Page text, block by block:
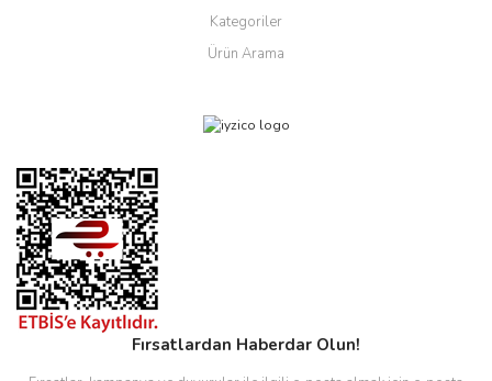
Kategoriler
Ürün Arama
Fırsatlardan Haberdar Olun!